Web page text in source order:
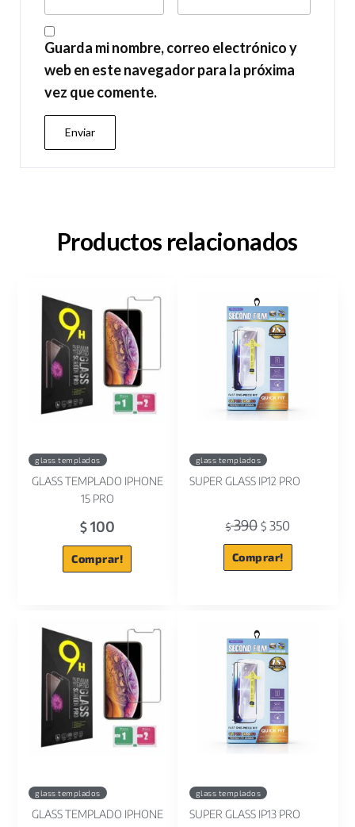
Guarda mi nombre, correo electrónico y
web en este navegador para la próxima
vez que comente.
Productos relacionados
glass templados
GLASS TEMPLADO IPHONE
15 PRO
$100
Comprar!
glass templados
SUPER GLASS IP12 PRO
$390 $350
Comprar!
glass templados
GLASS TEMPLADO IPHONE
glass templados
SUPER GLASS IP13 PRO